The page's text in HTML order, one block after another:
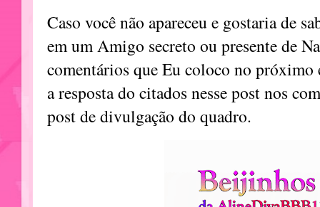
Caso você não apareceu e gostaria de
em um Amigo secreto ou presente de
comentários que Eu coloco no
a resposta do citados nesse post nos
post de divulgação do quadro.